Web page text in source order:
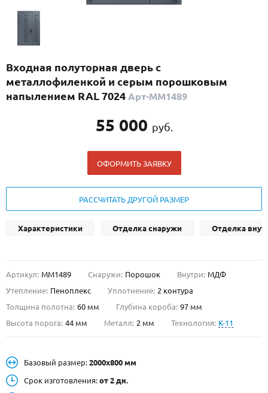
С реечным дизайном(29)
ПО НАЗНАЧЕНИЮ
ПО КОНСТРУКЦИИ
О НАС
Металлические двери от производителя с доставкой и установкой в
Москве и МО
НАЙТИ:
Входная полуторная дверь с
металлофиленкой и серым порошковым
напылением RAL 7024 Арт-ММ1489
55 000 руб.
ОФОРМИТЬ ЗАЯВКУ
РАССЧИТАТЬ ДРУГОЙ РАЗМЕР
Характеристики Отделка снаружи Отделка
Артикул: ММ1489 Снаружи: Порошок Внутри: МДФ
Утепление: Пеноплекс Уплотнение: 2 контура
Толщина полотна: 60 мм Глубина короба: 97 мм
Высота порога: 44 мм Металл: 2 мм Технология: K-11
Базовый размер: 2000х800 мм
Срок изготовления: от 2 дн.